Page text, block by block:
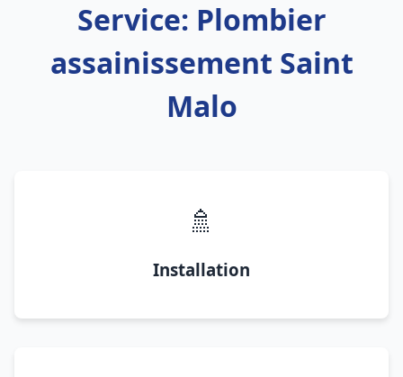
Service: Plombier
assainissement Saint
Malo
🚿
Installation